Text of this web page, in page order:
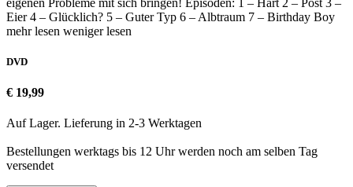
Eier 4 – Glücklich? 5 – Guter Typ 6 – Albtraum 7 – Birthday Boy
mehr lesen weniger lesen
DVD
€ 19,99
Auf Lager. Lieferung in 2-3 Werktagen
Bestellungen werktags bis 12 Uhr werden noch am selben Tag
versendet